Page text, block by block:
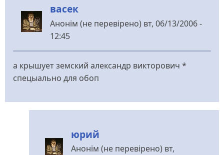
васек
Анонім (не перевірено) вт, 06/13/2006 -
12:45
а крышует земский александр викторович *
спецыально для обоп
юрий
Анонім (не перевірено) вт,